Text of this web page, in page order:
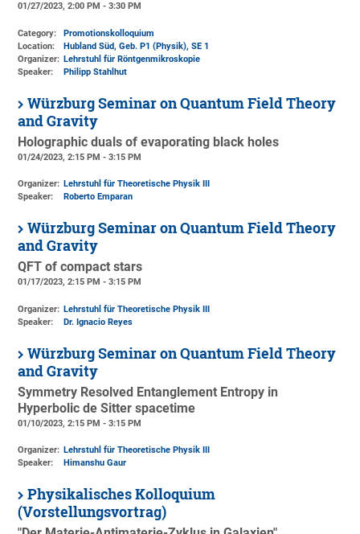
01/27/2023, 2:00 PM - 3:30 PM
Category:
Promotionskolloquium
Location:
Hubland Süd, Geb. P1 (Physik), SE 1
Organizer: Lehrstuhl für Röntgenmikroskopie
Speaker:
Philipp Stahlhut
Würzburg Seminar on Quantum Field Theory
and Gravity
Holographic duals of evaporating black holes
01/24/2023, 2:15 PM - 3:15 PM
Organizer: Lehrstuhl für Theoretische Physik III
Speaker:
Roberto Emparan
Würzburg Seminar on Quantum Field Theory
and Gravity
QFT of compact stars
01/17/2023, 2:15 PM - 3:15 PM
Organizer: Lehrstuhl für Theoretische Physik III
Speaker:
Dr. Ignacio Reyes
Würzburg Seminar on Quantum Field Theory
and Gravity
Symmetry Resolved Entanglement Entropy in
Hyperbolic de Sitter spacetime
01/10/2023, 2:15 PM - 3:15 PM
Organizer: Lehrstuhl für Theoretische Physik III
Speaker:
Himanshu Gaur
Physikalisches Kolloquium
(Vorstellungsvortrag)